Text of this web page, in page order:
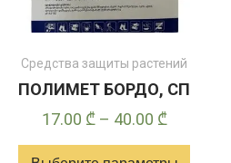
Средства защиты растений
ПОЛИМЕТ БОРДО, СП
17.00 ₾ – 40.00 ₾Диапазон
цен: